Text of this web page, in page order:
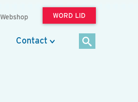
Webshop WORD LID
Contact